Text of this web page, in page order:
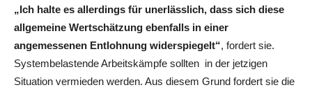
„Ich halte es allerdings für unerlässlich, dass sich diese
allgemeine Wertschätzung ebenfalls in einer
angemessenen Entlohnung widerspiegelt“, fordert sie.
Systembelastende Arbeitskämpfe sollten in der jetzigen
Situation vermieden werden. Aus diesem Grund fordert sie die